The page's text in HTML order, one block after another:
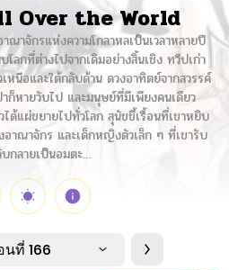
Over the World
าจักรแห่งความโกลาหลเป็นเวลาหลายปี
ลกที่ต่างไปจากเดิมอย่างสิ้นเชิง ทวีปเก่า
นือและใต้กลับด้าน ดวงอาทิตย์จากสวรรค์
ก็หายวับไป และมนุษย์ที่มีเพียงคนเดียว
ด้แผ่ขยายไปทั่วโลก สุนัขขี้เรื้อนที่เขาหยิบ
าณาจักร และเด็กหญิงตัวเล็ก ๆ ที่เขารับ
บกลายเป็นอมตะ…
นที่ 166